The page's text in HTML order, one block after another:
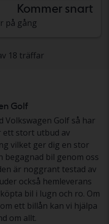
Kommer snart
på gång
18 träffar
Golf
Volkswagen Golf så har
ett stort utbud av
vilket ger dig en stor
begagnad bil genom oss
är noggrant testad av
också hemleverans
bil i lugn och ro. Om
ett billån kan vi hjälpa
om allt.